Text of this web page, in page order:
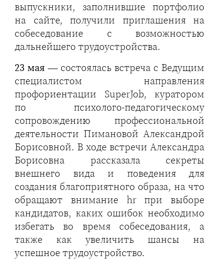
выпускники, заполнившие портфолио
на сайте, получили приглашения на
собеседование с возможностью
дальнейшего трудоустройства.
23 мая — состоялась встреча с Ведущим
специалистом направления
профориентации SuperJob, куратором
по психолого-педагогическому
сопровождению профессиональной
деятельности Пимановой Александрой
Борисовной. В ходе встречи Александра
Борисовна рассказала секреты
внешнего вида и поведения для
создания благоприятного образа, на что
обращают внимание hr при выборе
кандидатов, каких ошибок необходимо
избегать во время собеседования, а
также как увеличить шансы на
успешное трудоустройство.